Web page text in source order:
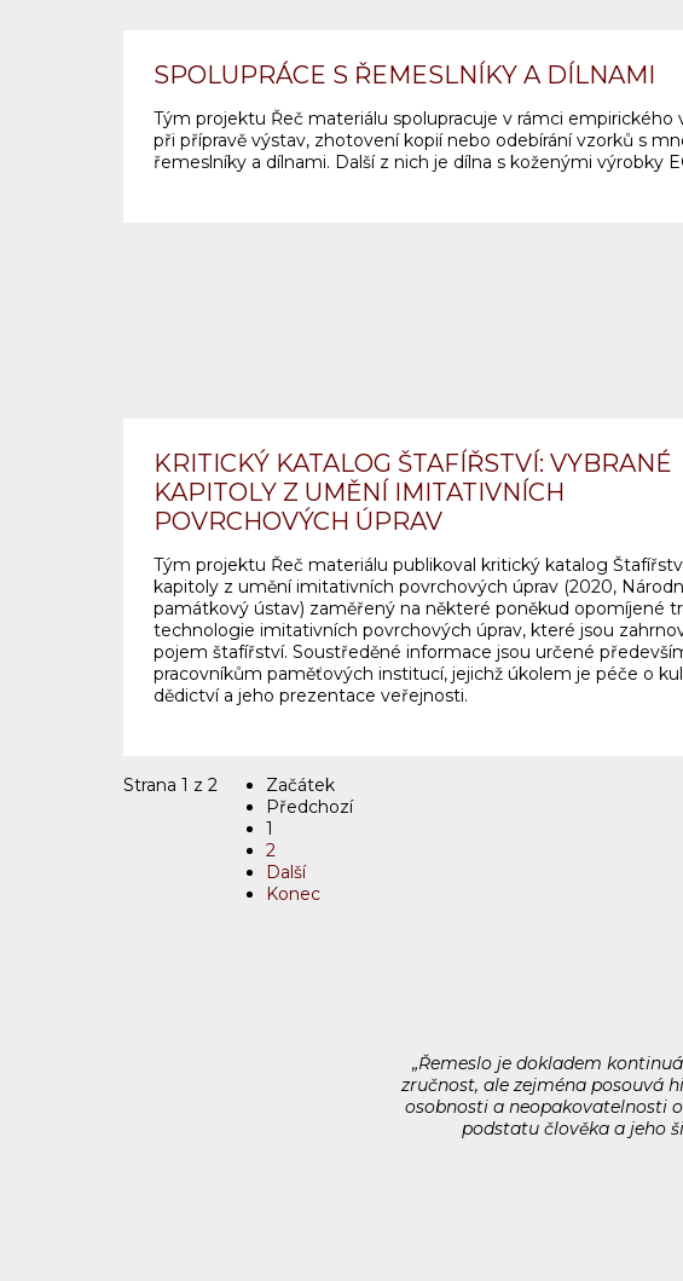
SPOLUPRÁCE S ŘEMESLNÍKY A DÍLNAMI
Tým projektu Řeč materiálu spolupracuje v rámci empirického
při přípravě výstav, zhotovení kopií nebo odebírání vzorků s
řemeslníky a dílnami. Další z nich je dílna s koženými výrobky
KRITICKÝ KATALOG ŠTAFÍŘSTVÍ: VYBRANÉ
KAPITOLY Z UMĚNÍ IMITATIVNÍCH
POVRCHOVÝCH ÚPRAV
Tým projektu Řeč materiálu publikoval kritický katalog
kapitoly z umění imitativních povrchových úprav (2020,
památkový ústav) zaměřený na některé poněkud opomíjené
technologie imitativních povrchových úprav, které jsou
pojem štafířství. Soustředěné informace jsou určené
pracovníkům paměťových institucí, jejichž úkolem je péče o
dědictví a jeho prezentace veřejnosti.
Strana 1 z 2
Začátek
Předchozí
1
2
Další
Konec
„Řemeslo je dokladem
zručnost, ale zejména posouvá
osobnosti a neopakovatelnosti
podstatu člověka a jeho